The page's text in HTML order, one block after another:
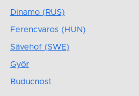
Dinamo (RUS)
Ferencvaros (HUN)
Sävehof (SWE)
Györ
Buducnost